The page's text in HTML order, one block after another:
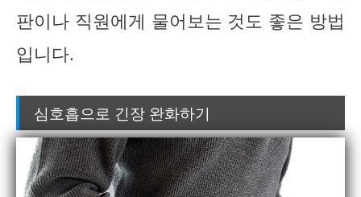
판이나 직원에게 물어보는 것도 좋은 방법
입니다.
심호흡으로 긴장 완화하기